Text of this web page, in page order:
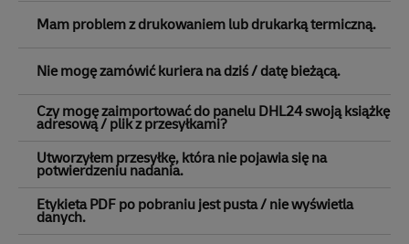
Mam problem z drukowaniem lub drukarką termiczną.
Nie mogę zamówić kuriera na dziś / datę bieżącą.
Czy mogę zaimportować do panelu DHL24 swoją książkę
adresową / plik z przesyłkami?
Utworzyłem przesyłkę, która nie pojawia się na
potwierdzeniu nadania.
Etykieta PDF po pobraniu jest pusta / nie wyświetla
danych.